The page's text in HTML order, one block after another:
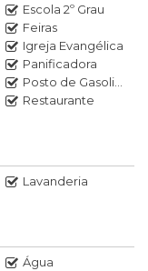
Escola 2º Grau
Feiras
Igreja Evangélica
Panificadora
Posto de Gasolina
Restaurante
Lavanderia
Água